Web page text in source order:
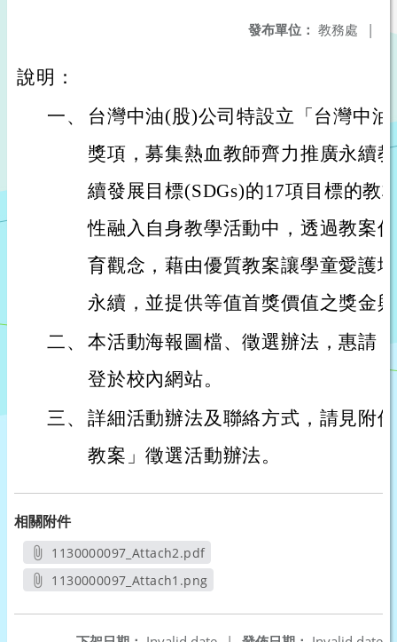
發布單位： 教務處 |
說明：
一、
台灣中油(股)公司特設立「台灣中
獎項，募集熱血教師齊力推廣永續
續發展目標(SDGs)的17項目標的教
性融入自身教學活動中，透過教案
育觀念，藉由優質教案讓學童愛護
永續，並提供等值首獎價值之獎金
二、 本活動海報圖檔、徵選辦法，惠請
登於校內網站。
三、 詳細活動辦法及聯絡方式，請見附
教案」徵選活動辦法。
相關附件
1130000097_Attach2.pdf
另開新視窗
1130000097_Attach1.png